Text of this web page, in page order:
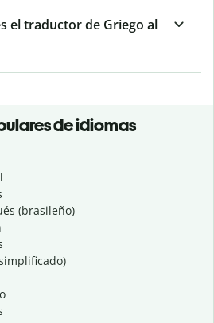
el traductor de Griego al
de idiomas
(brasileño)